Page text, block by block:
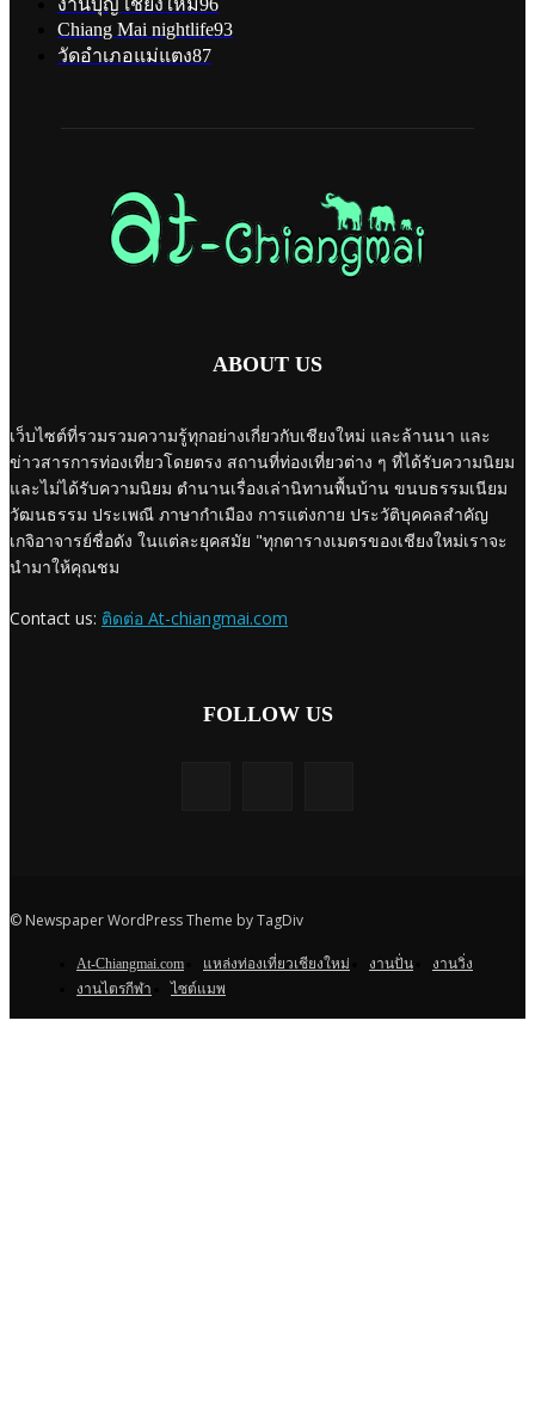
Chiang Mai nightlife93
วัดอำเภอแม่แตง87
ABOUT US
เว็บไซต์ที่รวมรวมความรู้ทุกอย่างเกี่ยวกับเชียงใหม่ และล้านนา และ
ข่าวสารการท่องเที่ยวโดยตรง สถานที่ท่องเที่ยวต่าง ๆ ที่ได้รับความนิยม
และไม่ได้รับความนิยม ตำนานเรื่องเล่านิทานพื้นบ้าน ขนบธรรมเนียม
วัฒนธรรม ประเพณี ภาษากำเมือง การแต่งกาย ประวัติบุคคลสำคัญ
เกจิอาจารย์ชื่อดัง ในแต่ละยุคสมัย "ทุกตารางเมตรของเชียงใหม่เราจะ
นำมาให้คุณชม
Contact us: ติดต่อ At-chiangmai.com
FOLLOW US
© Newspaper WordPress Theme by TagDiv
At-Chiangmai.com แหล่งท่องเที่ยวเชียงใหม่ งานปั่น
งานวิ่ง
งานไตรกีฬา
ไซต์แมพ